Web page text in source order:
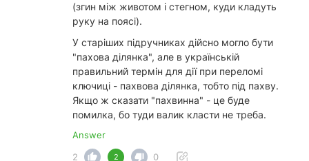
(згин між животом і стегном, куди кладуть
руку на поясі).
У старіших підручниках дійсно могло бути
"пахова ділянка", але в українській
правильний термін для дії при переломі
ключиці - пахвова ділянка, тобто під пахву.
Якщо ж сказати "пахвинна" - це буде
помилка, бо туди валик класти не треба.
Answer
2
2 0